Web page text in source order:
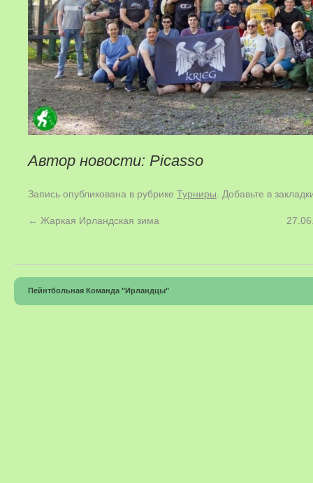
Автор новости: Picasso
Запись опубликована в рубрике Турниры. Добавьте в
← Жаркая Ирландская зима
Пейнтбольная Команда "Ирландцы"